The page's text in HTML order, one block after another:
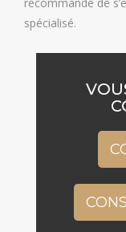
spécialisé.